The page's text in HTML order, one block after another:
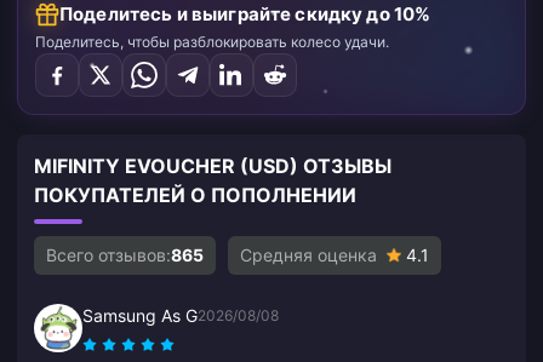
Поделитесь и выиграйте скидку до 10%
Поделитесь, чтобы разблокировать колесо удачи.
MIFINITY EVOUCHER (USD) ОТЗЫВЫ
ПОКУПАТЕЛЕЙ О ПОПОЛНЕНИИ
Всего отзывов:865 Средняя оценка 4.1
Samsung As G2026/08/08